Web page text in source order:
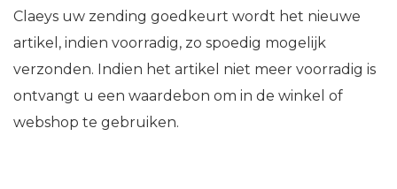
Claeys uw zending goedkeurt wordt het nieuwe
artikel, indien voorradig, zo spoedig mogelijk
verzonden. Indien het artikel niet meer voorradig is
ontvangt u een waardebon om in de winkel of
webshop te gebruiken.